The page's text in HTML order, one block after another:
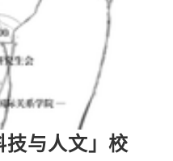
技与人文」校